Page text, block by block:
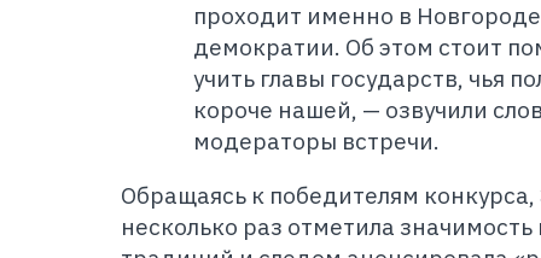
проходит именно в
демократии. Об этом стоит
учить главы государств, чья
короче нашей, — озвучили
модераторы встречи.
Обращаясь к победителям
несколько раз отметила